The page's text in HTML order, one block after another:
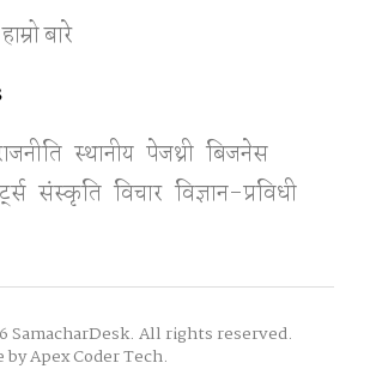
हाम्रो बारे
स्थानीय पेजथ्री बिजनेस
संस्कृति विचार विज्ञान-प्रविधी
SamacharDesk. All rights reserved.
byApex Coder Tech.